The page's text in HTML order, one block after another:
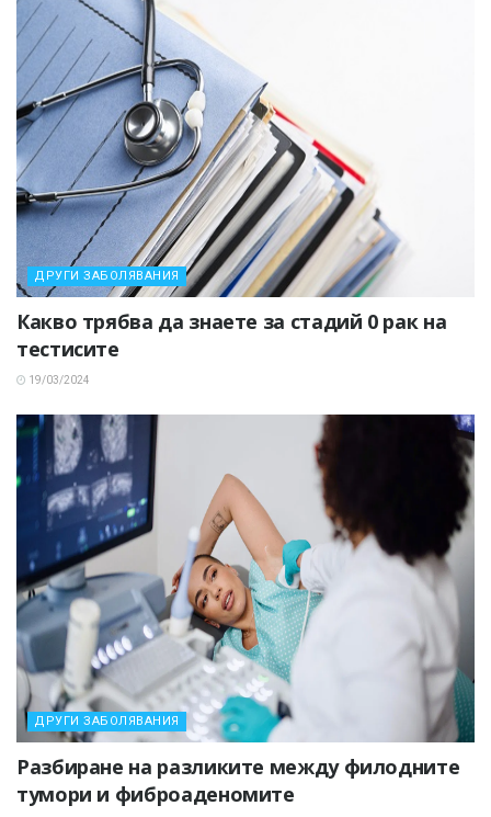
ДРУГИ ЗАБОЛЯВАНИЯ
Какво трябва да знаете за стадий 0 рак на
тестисите
19/03/2024
ДРУГИ ЗАБОЛЯВАНИЯ
Разбиране на разликите между филодните
тумори и фиброаденомите